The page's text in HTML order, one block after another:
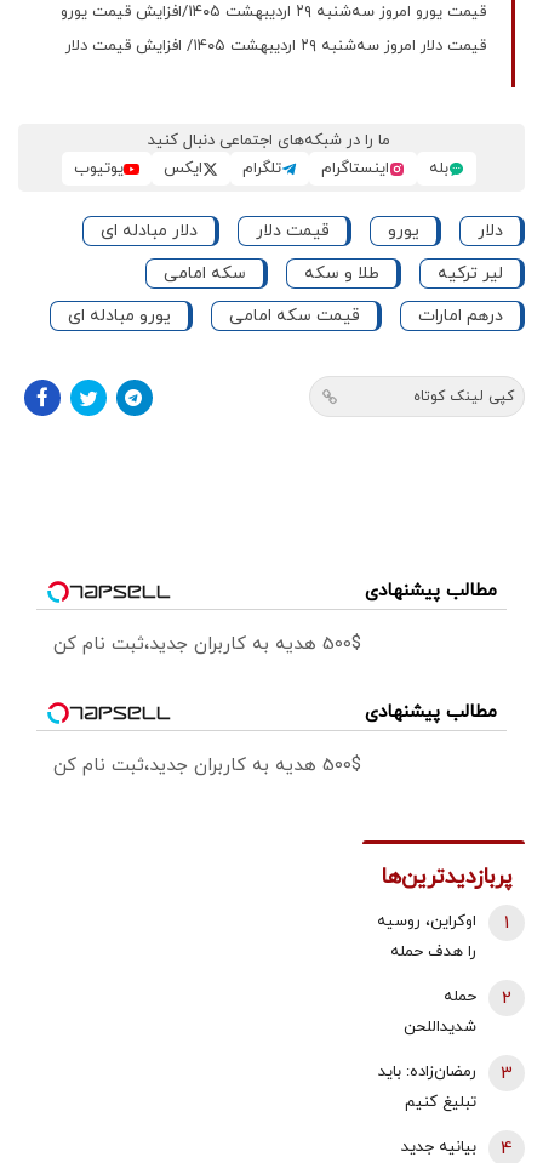
قیمت یورو امروز سه‌شنبه ۲۹ اردیبهشت ۱۴۰۵/افزایش قیمت یورو
قیمت دلار امروز سه‌شنبه ۲۹ اردیبهشت ۱۴۰۵/ افزایش قیمت دلار
ما را در شبکه‌های اجتماعی دنبال کنید
بله
اینستاگرام تلگرام ایکس یوتیوب
دلار یورو قیمت دلار
دلار مبادله ای
لیر ترکیه
طلا و سکه
سکه امامی
درهم امارات
قیمت سکه امامی یورو مبادله ای
کپی لینک کوتاه
مطالب پیشنهادی
500$ هدیه به کاربران جدید،ثبت نام کن
مطالب پیشنهادی
500$ هدیه به کاربران جدید،ثبت نام کن
پربازدیدترین‌ها
اوکراین، روسیه
را هدف حمله
سیزران
1
حمله
شدیداللحن
به قالیباف/ چه
کسانی دنبال
2
رمضان‌زاده: باید
تبلیغ کنیم
3
بیانیه جدید 4